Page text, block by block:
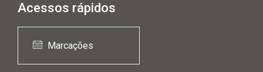
Acessos rápidos
Marcações